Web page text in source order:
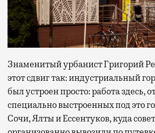
Знаменитый урбанист Григорий
этот сдвиг так: индустриальный
был устроен просто: работа здесь,
специально выстроенных под это
Сочи, Ялты и Ессентуков, куда